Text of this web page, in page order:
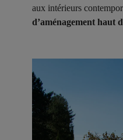
aux intérieurs
d’aménagement haut